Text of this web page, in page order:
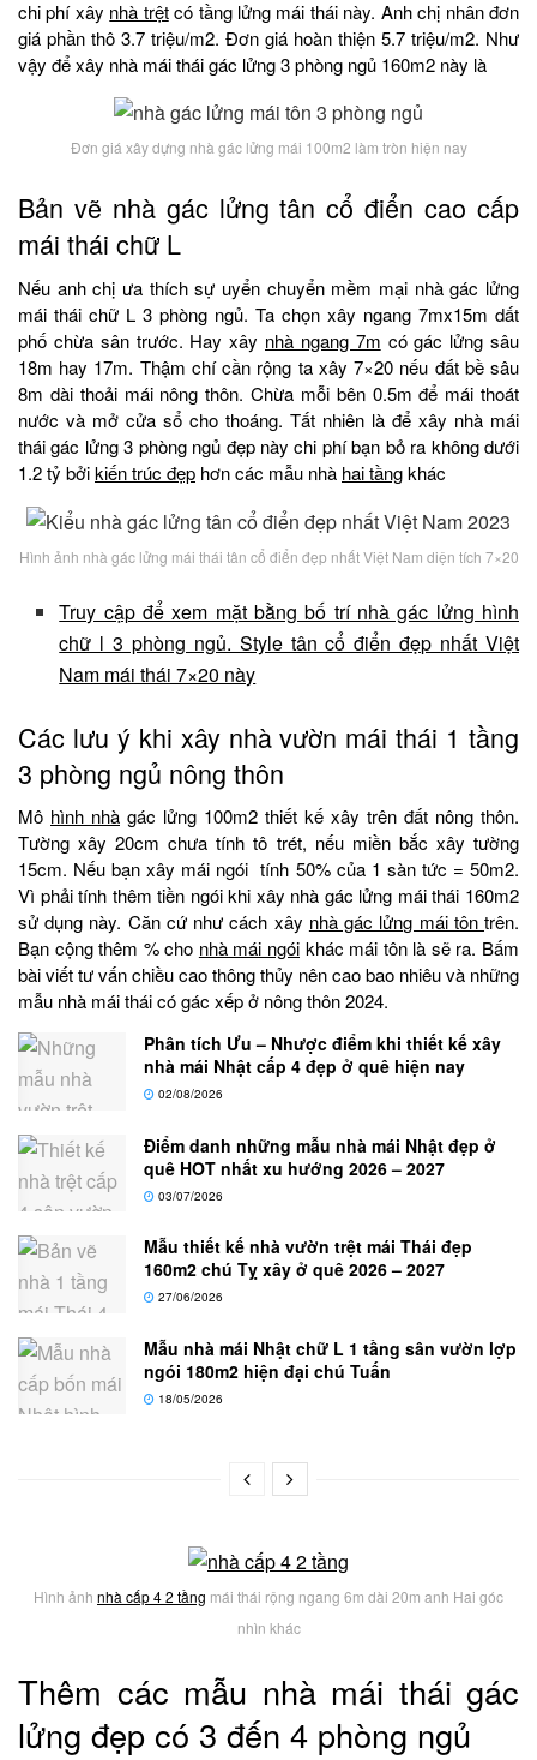
chi phí xây nhà trệtcó tầng lửng mái thái này. Anh chị nhân đơn
giá phần thô 3.7 triệu/m2. Đơn giá hoàn thiện 5.7 triệu/m2. Như
vậy để xây nhà mái thái gác lửng 3 phòng ngủ 160m2 này là
Đơn giá xây dựng nhà gác lửng mái 100m2 làm tròn hiện nay
Bản vẽ nhà gác lửng tân cổ điển cao cấp
mái thái chữ L
Nếu anh chị ưa thích sự uyển chuyển mềm mại nhà gác lửng
mái thái chữ L 3 phòng ngủ. Ta chọn xây ngang 7mx15m dất
phố chừa sân trước. Hay xây nhà ngang 7m có gác lửng sâu
18m hay 17m. Thậm chí cần rộng ta xây 7×20 nếu đất bề sâu
8m dài thoải mái nông thôn. Chừa mỗi bên 0.5m để mái thoát
nước và mở cửa sổ cho thoáng. Tất nhiên là để xây nhà mái
thái gác lửng 3 phòng ngủ đẹp này chi phí bạn bỏ ra không dưới
1.2 tỷ bởikiến trúc đẹp hơn các mẫu nhà hai tầngkhác
Hình ảnh nhà gác lửng mái thái tân cổ điển đẹp nhất Việt Nam diện tích 7×20
Truy cập để xem mặt bằng bố trí nhà gác lửng hình
chữ l 3 phòng ngủ. Style tân cổ điển đẹp nhất Việt
Nam mái thái 7×20 này
Các lưu ý khi xây nhà vườn mái thái 1 tầng
3 phòng ngủ nông thôn
Mô hình nhà gác lửng 100m2 thiết kế xây trên đất nông thôn.
Tường xây 20cm chưa tính tô trét, nếu miền bắc xây tường
15cm. Nếu bạn xây mái ngói tính 50% của 1 sàn tức = 50m2.
Vì phải tính thêm tiền ngói khi xây nhà gác lửng mái thái 160m2
sử dụng này. Căn cứ như cách xây nhà gác lửng mái tôntrên.
Bạn cộng thêm % cho nhà mái ngói khác mái tôn là sẽ ra. Bấm
bài viết tư vấn chiều cao thông thủy nên cao bao nhiêu và những
mẫu nhà mái thái có gác xếp ở nông thôn 2024.
Phân tích Ưu – Nhược điểm khi thiết kế xây
nhà mái Nhật cấp 4 đẹp ở quê hiện nay
02/08/2026
Điểm danh những mẫu nhà mái Nhật đẹp ở
quê HOT nhất xu hướng 2026 – 2027
03/07/2026
Mẫu thiết kế nhà vườn trệt mái Thái đẹp
160m2 chú Tỵ xây ở quê 2026 – 2027
27/06/2026
Mẫu nhà mái Nhật chữ L 1 tầng sân vườn lợp
ngói 180m2 hiện đại chú Tuấn
18/05/2026
Hình ảnh nhà cấp 4 2 tầng mái thái rộng ngang 6m dài 20m anh Hai góc
nhìn khác
Thêm các mẫu nhà mái thái gác
lửng đẹp có 3 đến 4 phòng ngủ